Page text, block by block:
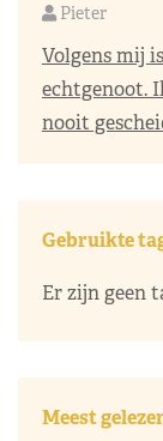
Pieter
Volgens mij
echtgenoot.
nooit
Gebruikte
Er zijn geen
Meest